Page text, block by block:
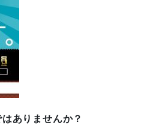
ありませんか？